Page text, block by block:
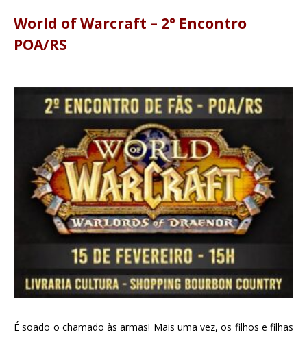
World of Warcraft – 2° Encontro
POA/RS
É soado o chamado às armas! Mais uma vez, os filhos e filhas